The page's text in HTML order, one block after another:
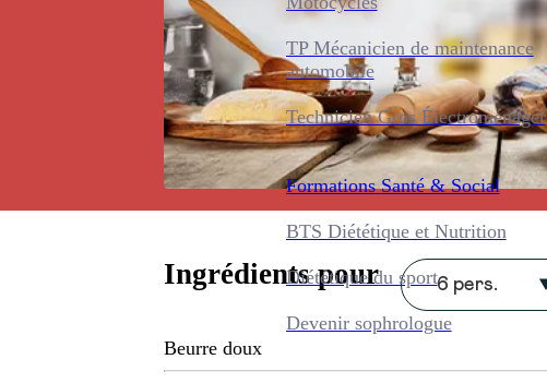
TP Mécanicien de maintenance
automobile
Technicien Gros Électroménager
Formations Santé & Social
BTS Diététique et Nutrition
Diététique du sport
Devenir sophrologue
Ingrédients pour 6 pers.
Beurre doux